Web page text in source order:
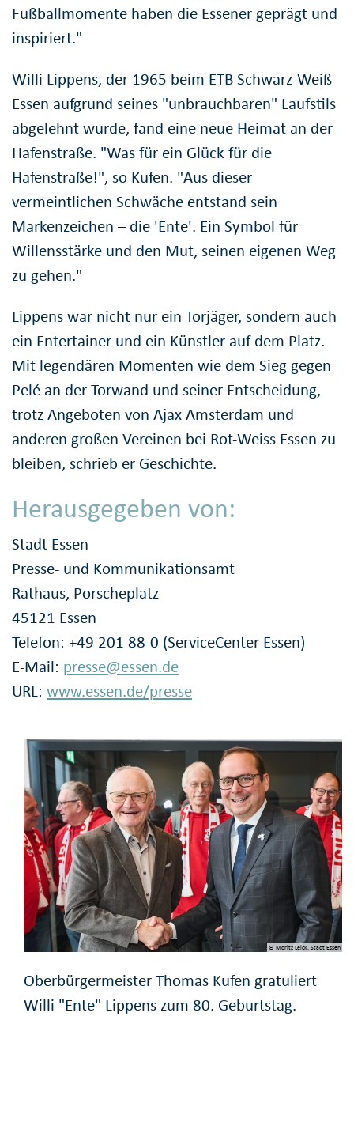
Fußballmomente haben die Essener geprägt und
inspiriert."
Willi Lippens, der 1965 beim ETB Schwarz-Weiß
Essen aufgrund seines "unbrauchbaren" Laufstils
abgelehnt wurde, fand eine neue Heimat an der
Hafenstraße. "Was für ein Glück für die
Hafenstraße!", so Kufen. "Aus dieser
vermeintlichen Schwäche entstand sein
Markenzeichen – die 'Ente'. Ein Symbol für
Willensstärke und den Mut, seinen eigenen Weg
zu gehen."
Lippens war nicht nur ein Torjäger, sondern auch
ein Entertainer und ein Künstler auf dem Platz.
Mit legendären Momenten wie dem Sieg gegen
Pelé an der Torwand und seiner Entscheidung,
trotz Angeboten von Ajax Amsterdam und
anderen großen Vereinen bei Rot-Weiss Essen zu
bleiben, schrieb er Geschichte.
Herausgegeben von:
Stadt Essen
Presse- und Kommunikationsamt
Rathaus, Porscheplatz
45121 Essen
Telefon: +49 201 88-0 (ServiceCenter Essen)
E-Mail: presse@essen.de
URL: www.essen.de/presse
© Moritz Leick, Stadt Essen
Oberbürgermeister Thomas Kufen gratuliert
Willi "Ente" Lippens zum 80. Geburtstag.